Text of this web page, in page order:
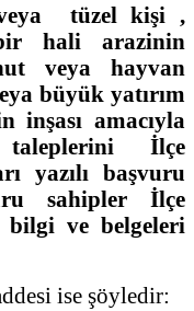
tüzel kişi ,
hali arazinin
veya hayvan
büyük yatırım
amacıyla
taleplerini İlçe
yazılı başvuru
sahipler İlçe
bilgi ve belgeleri
ise şöyledir: